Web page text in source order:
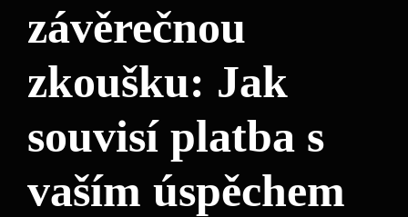
závěrečnou
⁢zkoušku: Jak
souvisí platba ⁣s⁣
vaším úspěchem